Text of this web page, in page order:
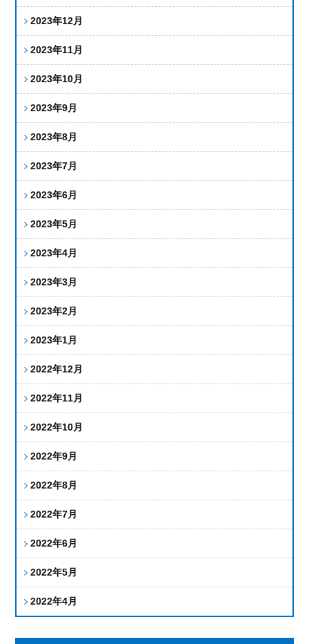
2023年12月
2023年11月
2023年10月
2023年9月
2023年8月
2023年7月
2023年6月
2023年5月
2023年4月
2023年3月
2023年2月
2023年1月
2022年12月
2022年11月
2022年10月
2022年9月
2022年8月
2022年7月
2022年6月
2022年5月
2022年4月